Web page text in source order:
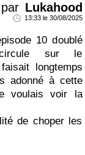
par Lukahood
13:33 le 30/08/2025
10 doublé
sur le
longtemps
adonné à cette
voulais voir la
de choper les